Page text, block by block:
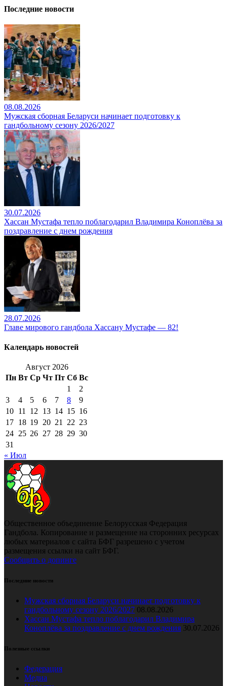
Последние новости
08.08.2026
Мужская сборная Беларуси начинает подготовку к
гандбольному сезону 2026/2027
30.07.2026
Хассан Мустафа тепло поблагодарил Владимира Коноплёва за
поздравление с днем рождения
28.07.2026
Главе мирового гандбола Хассану Мустафе — 82!
Календарь новостей
Август 2026
Пн Вт Ср Чт Пт Сб Вс
1
2
3
4 5 6 7 8
9
10 11 12 13 14 15 16
17 18 19 20 21 22 23
24 25 26 27 28 29 30
31
« Июл
Общественное объединение Белорусская Федерация
Гандбола. Копирование и размещение на сторонних ресурсах
любых материалов с сайта БФГ разрешено с учетом
размещения ссылки на сайт БФГ.
Сообщить о допинге
Последние новости
Мужская сборная Беларуси начинает подготовку к
гандбольному сезону 2026/2027 08.08.2026
Хассан Мустафа тепло поблагодарил Владимира
Коноплёва за поздравление с днем рождения 30.07.2026
Полезные ссылки
Федерация
Медиа